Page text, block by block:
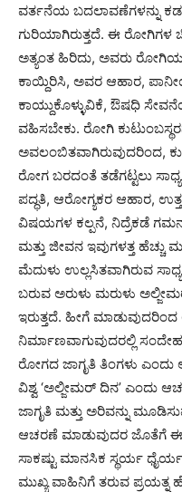
ವರ್ತನೆಯ ಬದಲಾವಣೆಗಳನ್ನು
ಗುರಿಯಾಗಿರುತ್ತದೆ. ಈ ರೋಗಿಗಳ
ಅತ್ಯಂತ ಹಿರಿದು, ಅವರು
ಕಾಯ್ದಿರಿಸಿ, ಅವರ ಆಹಾರ,
ಕಾಯ್ದುಕೊಳ್ಳುವಿಕೆ, ಔಷಧಿ
ವಹಿಸಬೇಕು. ರೋಗಿ
ಅವಲಂಬಿತವಾಗಿರುವುದರಿಂದ,
ರೋಗ ಬರದಂತೆ ತಡೆಗಟ್ಟಲು
ಪದ್ಧತಿ, ಆರೋಗ್ಯಕರ ಆಹಾರ,
ವಿಷಯಗಳ ಕಲ್ಪನೆ, ನಿದ್ರೆಕಡೆ
ಮತ್ತು ಜೀವನ ಇವುಗಳತ್ತ
ಮೆದುಳು ಉಲ್ಲಸಿತವಾಗಿರುವ
ಬರುವ ಅರುಳು ಮರುಳು
ಇರುತ್ತದೆ. ಹೀಗೆ
ನಿರ್ಮಾಣವಾಗುವುದರಲ್ಲಿ
ರೋಗದ ಜಾಗೃತಿ ತಿಂಗಳು ಎಂದು
ವಿಶ್ವ ‘ಅಲ್ಜೀಮರ್ ದಿನ’ ಎಂದು
ಜಾಗೃತಿ ಮತ್ತು ಅರಿವನ್ನು
ಆಚರಣೆ ಮಾಡುವುದರ ಜೊತೆಗೆ ಈ
ಸಾಕಷ್ಟು ಮಾನಸಿಕ ಸ್ಥರ್ಯ
ಮುಖ್ಯ ವಾಹಿನಿಗೆ ತರುವ ಪ್ರಯತ್ನ